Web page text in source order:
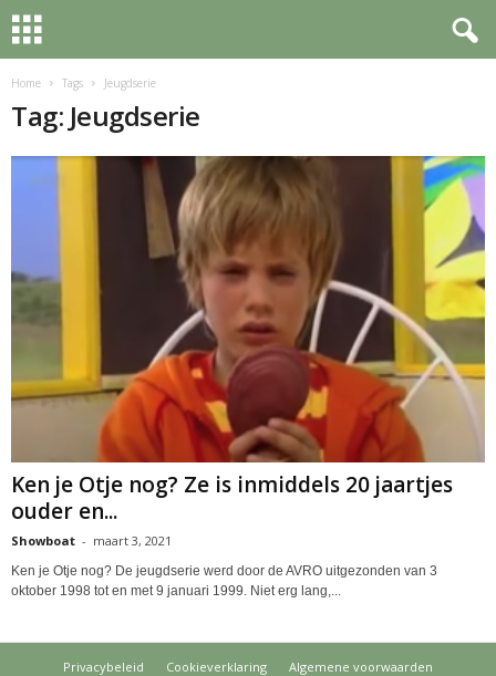
Home Tags Jeugdserie
Tag: Jeugdserie
Ken je Otje nog? Ze is inmiddels 20 jaartjes
ouder en...
Showboat - maart 3, 2021
Ken je Otje nog? De jeugdserie werd door de AVRO uitgezonden van 3
oktober 1998 tot en met 9 januari 1999. Niet erg lang,...
Privacybeleid Cookieverklaring
Algemene voorwaarden